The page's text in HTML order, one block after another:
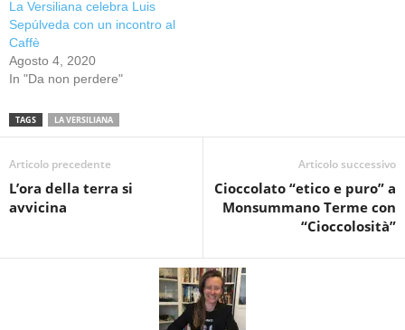
La Versiliana celebra Luis
Sepúlveda con un incontro al
Caffè
Agosto 4, 2020
In "Da non perdere"
TAGS LA VERSILIANA
Articolo precedente
L’ora della terra si
avvicina
Articolo successivo
Cioccolato “etico e puro” a
Monsummano Terme con
“Cioccolosità”